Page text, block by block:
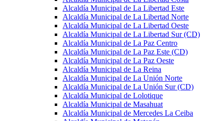
Alcaldía Municipal de La Libertad Este
Alcaldía Municipal de La Libertad Norte
Alcaldía Municipal de La Libertad Oeste
Alcaldía Municipal de La Libertad Sur (CD)
Alcaldía Municipal de La Paz Centro
Alcaldía Municipal de La Paz Este (CD)
Alcaldía Municipal de La Paz Oeste
Alcaldía Municipal de La Reina
Alcaldía Municipal de La Unión Norte
Alcaldía Municipal de La Unión Sur (CD)
Alcaldía Municipal de Lolotique
Alcaldía Municipal de Masahuat
Alcaldía Municipal de Mercedes La Ceiba